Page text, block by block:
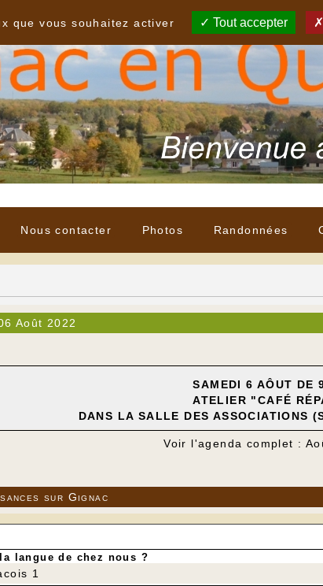
Nous contacter Photos Randonnées
Août 2022
SAMEDI 6 AÔUT DE
ATELIER "CAFÉ
DANS LA SALLE DES ASSOCIATIONS
Voir l'agenda complet :
sur Gignac
langue de chez nous ?
1
que vous souhaitez activer
Tout accepter